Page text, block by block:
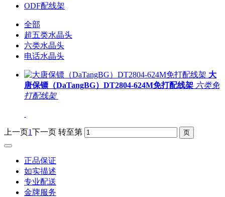
ODF配线架
全部
超五类水晶头
六类水晶头
电话水晶头
大
唐保镖（DaTangBG）DT2804-624M免打配线架 六类免
打配线架
上一页1下一页 转至第
正品保证
如实描述
专业配送
金牌服务